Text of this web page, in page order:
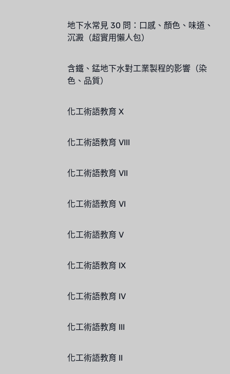
地下水常見 30 問：口感、顏色、味道、
沉澱（超實用懶人包）
含鐵、錳地下水對工業製程的影響（染
色、品質）
化工術語教育 X
化工術語教育 VIII
化工術語教育 VII
化工術語教育 VI
化工術語教育 V
化工術語教育 IX
化工術語教育 IV
化工術語教育 III
化工術語教育 II